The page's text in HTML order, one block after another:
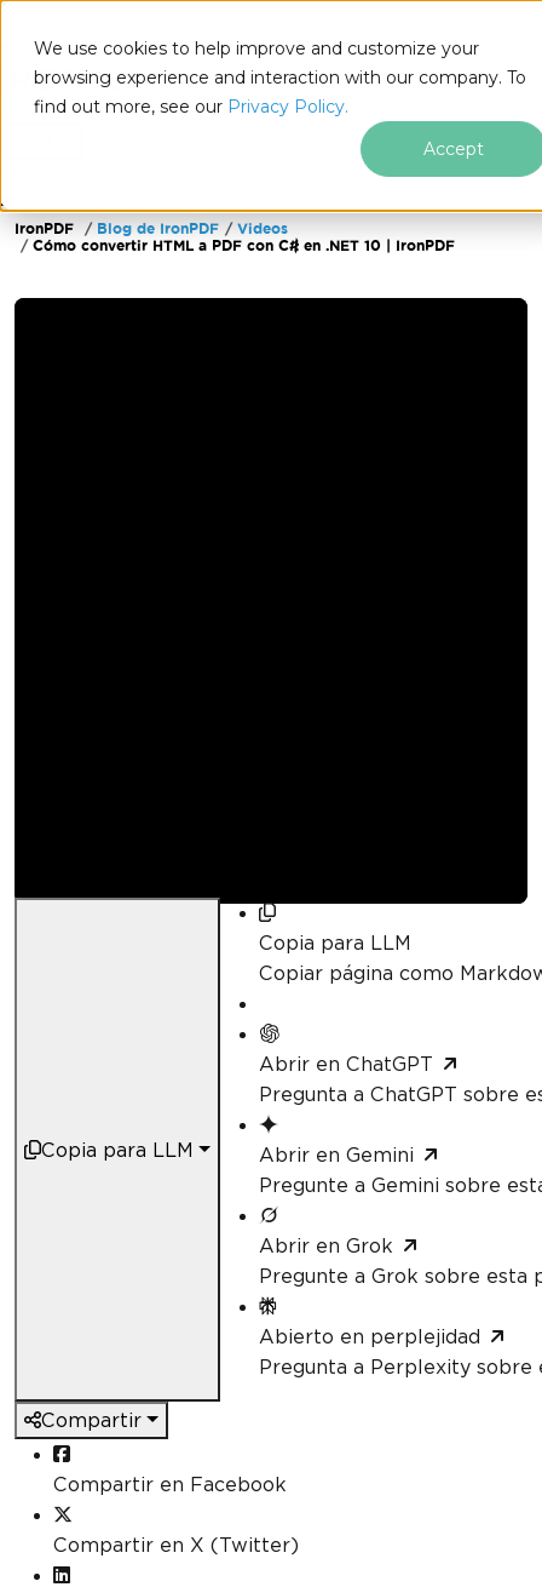
We use cookies to help improve and customize your
browsing experience and interaction with our company. To
find out more, see our Privacy Policy.
Accept
Saltar al pie de página
IronPDF Blog de IronPDF
Videos
Cómo convertir HTML a PDF con C# en .NET 10 | IronPDF
Copia para LLM
Copia para LLM
Copiar página como
Abrir en ChatGPT
Pregunta a ChatGPT sobre
Abrir en Gemini
Pregunte a Gemini sobre
Abrir en Grok
Pregunte a Grok sobre esta
Abierto en perplejidad
Pregunta a Perplexity sobre
Compartir
Compartir en Facebook
Compartir en X (Twitter)